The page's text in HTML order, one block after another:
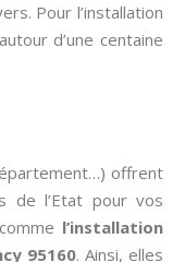
Pour l’installation
d’une centaine
offrent
de l’Etat pour vos
l’installation
95160. Ainsi, elles